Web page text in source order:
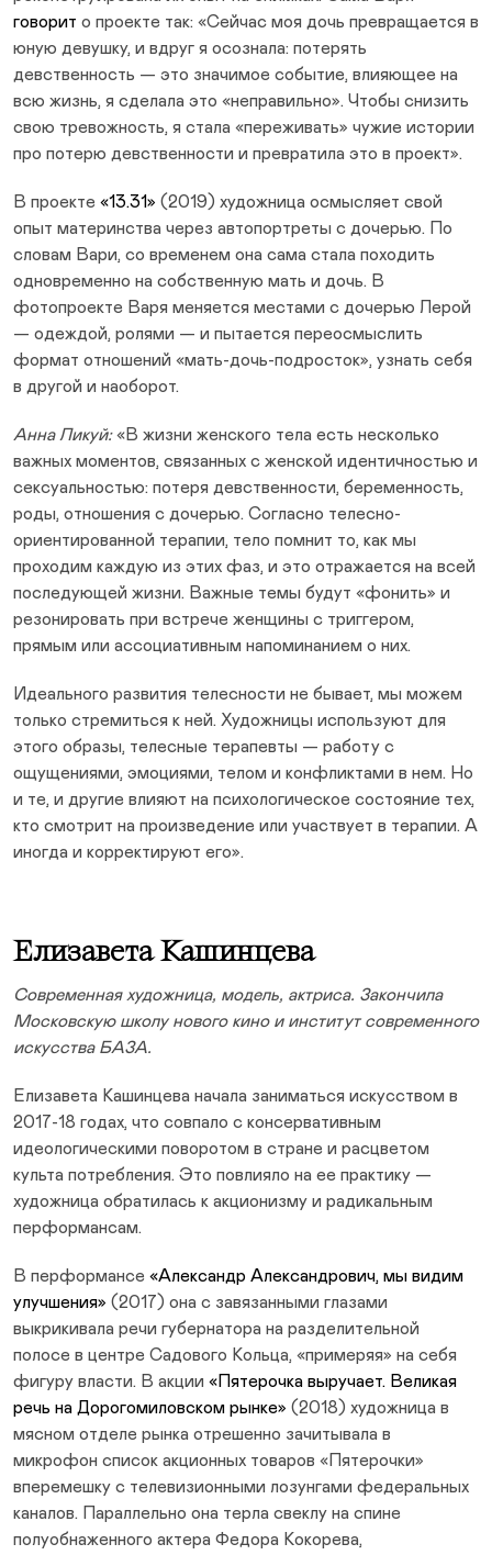
говорит о проекте так: «Сейчас моя дочь превращается в
юную девушку, и вдруг я осознала: потерять
девственность — это значимое событие, влияющее на
всю жизнь, я сделала это «неправильно». Чтобы снизить
свою тревожность, я стала «переживать» чужие истории
про потерю девственности и превратила это в проект».
В проекте «13.31» (2019) художница осмысляет свой
опыт материнства через автопортреты с дочерью. По
словам Вари, со временем она сама стала походить
одновременно на собственную мать и дочь. В
фотопроекте Варя меняется местами с дочерью Лерой
— одеждой, ролями — и пытается переосмыслить
формат отношений «мать-дочь-подросток», узнать себя
в другой и наоборот.
Анна Ликуй:«В жизни женского тела есть несколько
важных моментов, связанных с женской идентичностью и
сексуальностью: потеря девственности, беременность,
роды, отношения с дочерью. Согласно телесно-
ориентированной терапии, тело помнит то, как мы
проходим каждую из этих фаз, и это отражается на всей
последующей жизни. Важные темы будут «фонить» и
резонировать при встрече женщины с триггером,
прямым или ассоциативным напоминанием о них.
Идеального развития телесности не бывает, мы можем
только стремиться к ней. Художницы используют для
этого образы, телесные терапевты — работу с
ощущениями, эмоциями, телом и конфликтами в нем. Но
и те, и другие влияют на психологическое состояние тех,
кто смотрит на произведение или участвует в терапии. А
иногда и корректируют его».
Елизавета Кашинцева
Современная художница, модель, актриса. Закончила
Московскую школу нового кино и институт современного
искусства БАЗА.
Елизавета Кашинцева начала заниматься искусством в
2017-18 годах, что совпало с консервативным
идеологическими поворотом в стране и расцветом
культа потребления. Это повлияло на ее практику —
художница обратилась к акционизму и радикальным
перформансам.
В перформансе «Александр Александрович, мы видим
улучшения» (2017) она с завязанными глазами
выкрикивала речи губернатора на разделительной
полосе в центре Садового Кольца, «примеряя» на себя
фигуру власти. В акции «Пятерочка выручает. Великая
речь на Дорогомиловском рынке» (2018) художница в
мясном отделе рынка отрешенно зачитывала в
микрофон список акционных товаров «Пятерочки»
вперемешку с телевизионными лозунгами федеральных
каналов. Параллельно она терла свеклу на спине
полуобнаженного актера Федора Кокорева,